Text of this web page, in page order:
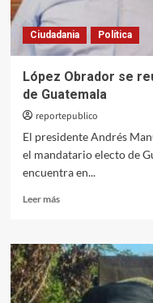
Ciudadania Política
López Obrador se
de Guatemala
reportepublico
El presidente Andrés
el mandatario electo de
encuentra en...
Leer másLeer
López
Obrador
se
reúne